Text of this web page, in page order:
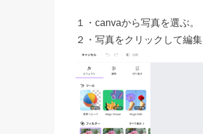
１・canvaから写真を選ぶ。
２・写真をクリックして編